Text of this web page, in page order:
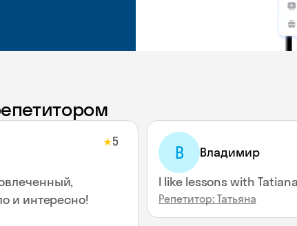
★5
и интересно!
В
Владимир
I like lessons with
Репетитор: Татьяна